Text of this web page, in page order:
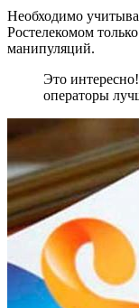
Необходимо
Ростелекомом
манипуляций.
Это
операторы